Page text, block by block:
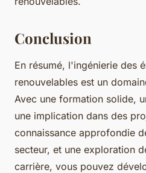
Conclusion
En résumé, l'ingénierie des
renouvelables est un
Avec une formation solide,
une implication dans des
connaissance approfondie
secteur, et une exploration
carrière, vous pouvez